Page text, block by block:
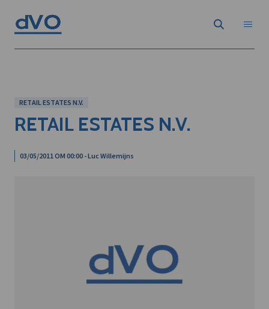
RETAIL ESTATES N.V.
RETAIL ESTATES N.V.
03/05/2011 OM 00:00 - Luc Willemijns